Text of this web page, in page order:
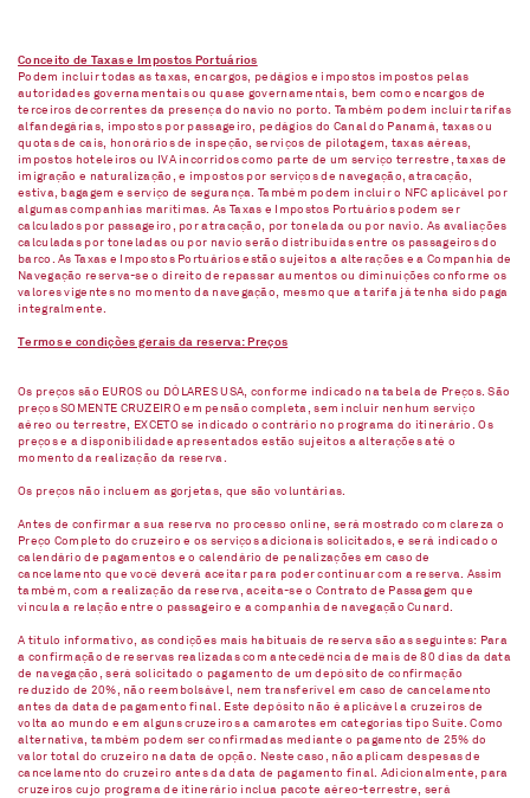
Conceito de Taxas e Impostos Portuários
Podem incluir todas as taxas, encargos, pedágios e impostos impostos pelas
autoridades governamentais ou quase governamentais, bem como encargos de
terceiros decorrentes da presença do navio no porto. Também podem incluir tarifas
alfandegárias, impostos por passageiro, pedágios do Canal do Panamá, taxas ou
quotas de cais, honorários de inspeção, serviços de pilotagem, taxas aéreas,
impostos hoteleiros ou IVA incorridos como parte de um serviço terrestre, taxas de
imigração e naturalização, e impostos por serviços de navegação, atracação,
estiva, bagagem e serviço de segurança. Também podem incluir o NFC aplicável por
algumas companhias marítimas. As Taxas e Impostos Portuários podem ser
calculados por passageiro, por atracação, por tonelada ou por navio. As avaliações
calculadas por toneladas ou por navio serão distribuídas entre os passageiros do
barco. As Taxas e Impostos Portuários estão sujeitos a alterações e a Companhia de
Navegação reserva-se o direito de repassar aumentos ou diminuições conforme os
valores vigentes no momento da navegação, mesmo que a tarifa já tenha sido paga
integralmente.
Termos e condições gerais da reserva: Preços
Os preços são EUROS ou DÓLARES USA, conforme indicado na tabela de Preços. São
preços SOMENTE CRUZEIRO em pensão completa, sem incluir nenhum serviço
aéreo ou terrestre, EXCETO se indicado o contrário no programa do itinerário. Os
preços e a disponibilidade apresentados estão sujeitos a alterações até o
momento da realização da reserva.
Os preços não incluem as gorjetas, que são voluntárias.
Antes de confirmar a sua reserva no processo online, será mostrado com clareza o
Preço Completo do cruzeiro e os serviços adicionais solicitados, e será indicado o
calendário de pagamentos e o calendário de penalizações em caso de
cancelamento que você deverá aceitar para poder continuar com a reserva. Assim
também, com a realização da reserva, aceita-se o Contrato de Passagem que
vincula a relação entre o passageiro e a companhia de navegação Cunard.
A título informativo, as condições mais habituais de reserva são as seguintes: Para
a confirmação de reservas realizadas com antecedência de mais de 80 dias da data
de navegação, será solicitado o pagamento de um depósito de confirmação
reduzido de 20%, não reembolsável, nem transferível em caso de cancelamento
antes da data de pagamento final. Este depósito não é aplicável a cruzeiros de
volta ao mundo e em alguns cruzeiros a camarotes em categorias tipo Suíte. Como
alternativa, também podem ser confirmadas mediante o pagamento de 25% do
valor total do cruzeiro na data de opção. Neste caso, não aplicam despesas de
cancelamento do cruzeiro antes da data de pagamento final. Adicionalmente, para
cruzeiros cujo programa de itinerário inclua pacote aéreo-terrestre, será